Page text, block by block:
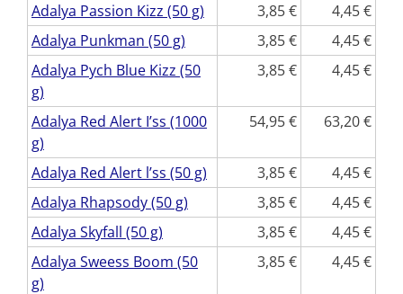
Adalya Passion Kizz (50 g)
3,85
4,45
Adalya Punkman (50 g)
3,85
4,45
Adalya Pych Blue Kizz (50
g)
3,85 4,45
Adalya Red Alert I’ss (1000
g)
54,95 63,20
Adalya Red Alert l’ss (50 g) 3,85
4,45
Adalya Rhapsody (50 g)
3,85
4,45
Adalya Skyfall (50 g)
3,85
4,45
Adalya Sweess Boom (50
g)
3,85 4,45